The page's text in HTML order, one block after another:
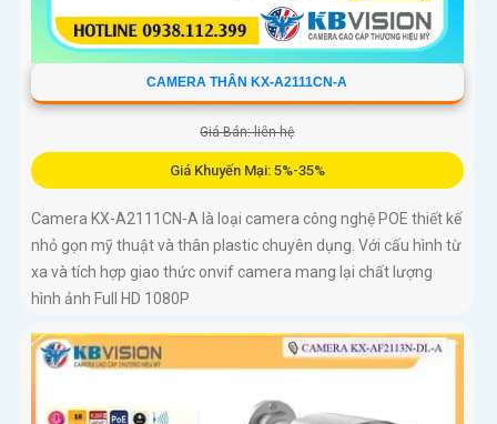
CAMERA THÂN KX-A2111CN-A
Giá Bán: liên hệ
Giá Khuyến Mại: 5%-35%
Camera KX-A2111CN-A là loại camera công nghệ POE thiết kế
nhỏ gọn mỹ thuật và thân plastic chuyên dụng. Với cấu hình từ
xa và tích hợp giao thức onvif camera mang lại chất lượng
hình ảnh Full HD 1080P